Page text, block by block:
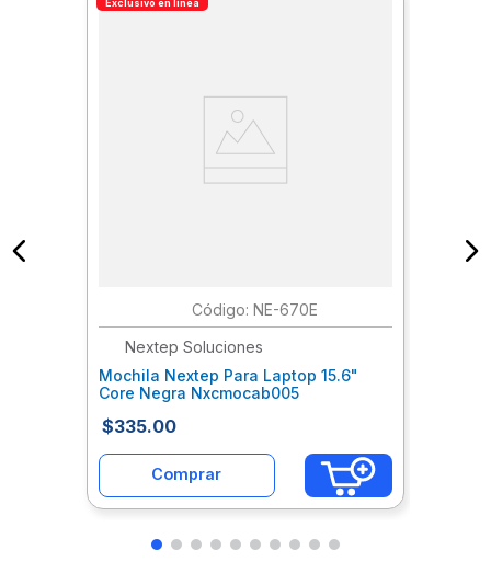
: NE-670E
Nextep Soluciones
Mochila Nextep Para Laptop 15.6"
Core Negra Nxcmocab005
$335.00
Comprar